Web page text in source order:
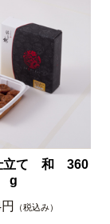
立て 和 360
g
（税込み）